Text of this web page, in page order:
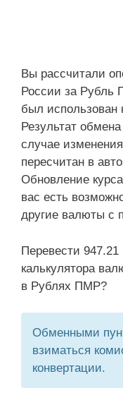
Вы рассчитали
России за Рубль
был использован
Результат
случае
пересчитан в
Обновление
вас есть
другие валюты
Перевести
калькулятора
в Рублях ПМР?
Обменными
взиматься
конвертации.